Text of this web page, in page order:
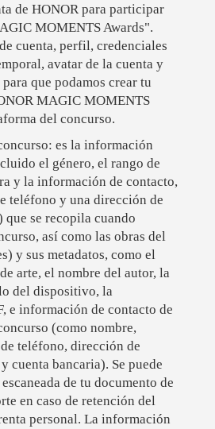
de HONOR para participar
MOMENTS Awards".
cuenta, perfil, credenciales
avatar de la cuenta y
que podamos crear tu
MAGIC MOMENTS
del concurso.
es la información
el género, el rango de
y la información de contacto,
teléfono y una dirección de
se recopila cuando
así como las obras del
y sus metadatos, como el
arte, el nombre del autor, la
del dispositivo, la
e información de contacto de
(como nombre,
teléfono, dirección de
cuenta bancaria). Se puede
de tu documento de
en caso de retención del
personal. La información